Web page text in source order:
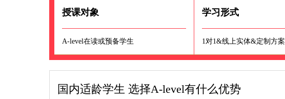
授课对象
A-level在读或预备学生
学习形式
1对1&线上实体&定制方案
国内适龄学生 选择A-level有什么优势